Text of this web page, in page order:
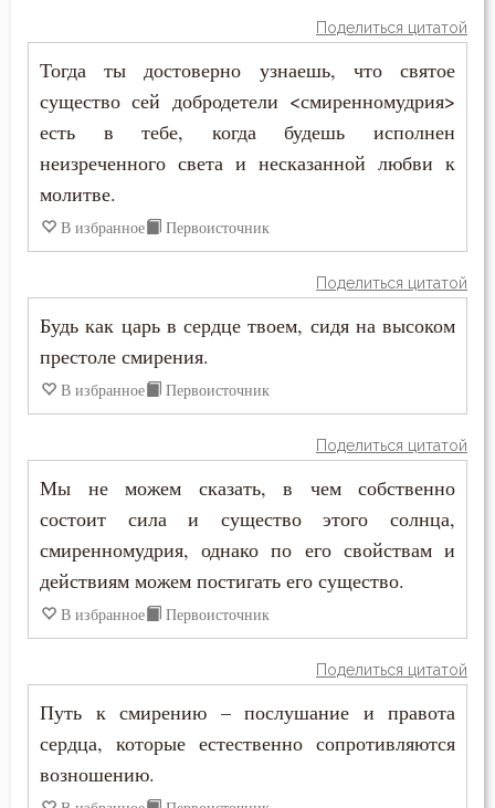
Воздержание
Воля Божия
Высокомерие
Глаза
Гнев
Гордость
Добро
Добродетель
Душа
Еда
Женщина
Варсонофий Оптинский (Плиханков)
Василий Великий
Григорий Великий (Двоеслов)
Григорий Палама
Григорий Синаит
Диадох
Димитрий Ростовский
Дионисий Ареопагит
Ерм
Ефрем Сирин
Зосима Палестинский
Поделиться цитатой
Тогда ты достоверно узнаешь, что святое
существо сей добродетели <смиренномудрия>
есть в тебе, когда будешь исполнен
неизреченного света и несказанной любви к
молитве.
В избранное Первоисточник
Поделиться цитатой
Будь как царь в сердце твоем, сидя на высоком
престоле смирения.
В избранное Первоисточник
Поделиться цитатой
Мы не можем сказать, в чем собственно
состоит сила и существо этого солнца,
смиренномудрия, однако по его свойствам и
действиям можем постигать его существо.
В избранное Первоисточник
Поделиться цитатой
Путь к смирению – послушание и правота
сердца, которые естественно сопротивляются
возношению.